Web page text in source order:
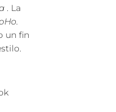
La
un fin